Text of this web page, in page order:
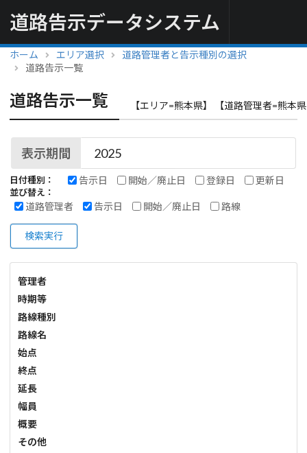
道路告示データシステム
ホーム エリア選択
道路管理者と告示種別の選択
道路告示一覧
道路告示一覧 【エリア=熊本県】 【道路管理者=熊本
表示期間
日付種別： 告示日 開始／廃止日 登録日 更新日
並び替え：
道路管理者 告示日 開始／廃止日 路線
検索実行
管理者
時期等
路線種別
路線名
始点
終点
延長
幅員
概要
その他